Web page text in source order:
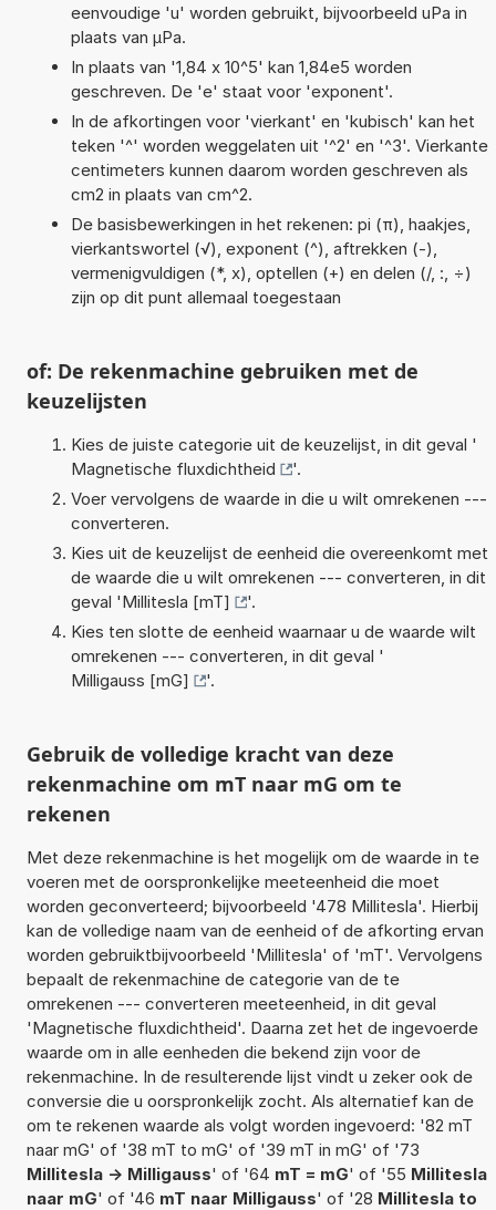
eenvoudige 'u' worden gebruikt, bijvoorbeeld uPa in
plaats van µPa.
In plaats van '1,84 x 10^5' kan 1,84e5 worden
geschreven. De 'e' staat voor 'exponent'.
In de afkortingen voor 'vierkant' en 'kubisch' kan het
teken '^' worden weggelaten uit '^2' en '^3'. Vierkante
centimeters kunnen daarom worden geschreven als
cm2 in plaats van cm^2.
De basisbewerkingen in het rekenen: pi (π), haakjes,
vierkantswortel (√), exponent (^), aftrekken (-),
vermenigvuldigen (*, x), optellen (+) en delen (/, :, ÷)
zijn op dit punt allemaal toegestaan
of: De rekenmachine gebruiken met de
keuzelijsten
Kies de juiste categorie uit de keuzelijst, in dit geval '
Magnetische fluxdichtheid
'.
Voer vervolgens de waarde in die u wilt omrekenen ---
converteren.
Kies uit de keuzelijst de eenheid die overeenkomt met
de waarde die u wilt omrekenen --- converteren, in dit
geval 'Millitesla [mT]
'.
Kies ten slotte de eenheid waarnaar u de waarde wilt
omrekenen --- converteren, in dit geval '
Milligauss [mG]
'.
Gebruik de volledige kracht van deze
rekenmachine om mT naar mG om te
rekenen
Met deze rekenmachine is het mogelijk om de waarde in te
voeren met de oorspronkelijke meeteenheid die moet
worden geconverteerd; bijvoorbeeld '478 Millitesla'. Hierbij
kan de volledige naam van de eenheid of de afkorting ervan
worden gebruiktbijvoorbeeld 'Millitesla' of 'mT'. Vervolgens
bepaalt de rekenmachine de categorie van de te
omrekenen --- converteren meeteenheid, in dit geval
'Magnetische fluxdichtheid'. Daarna zet het de ingevoerde
waarde om in alle eenheden die bekend zijn voor de
rekenmachine. In de resulterende lijst vindt u zeker ook de
conversie die u oorspronkelijk zocht. Als alternatief kan de
om te rekenen waarde als volgt worden ingevoerd: '82 mT
naar mG' of '38 mT to mG' of '39 mT in mG' of '73
Millitesla -> Milligauss' of '64 mT = mG' of '55 Millitesla
naar mG' of '46 mT naar Milligauss' of '28 Millitesla to